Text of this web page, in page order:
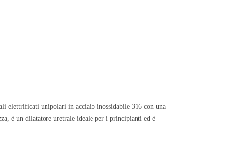
elettrificati unipolari in acciaio inossidabile 316 con una
è un dilatatore uretrale ideale per i principianti ed è